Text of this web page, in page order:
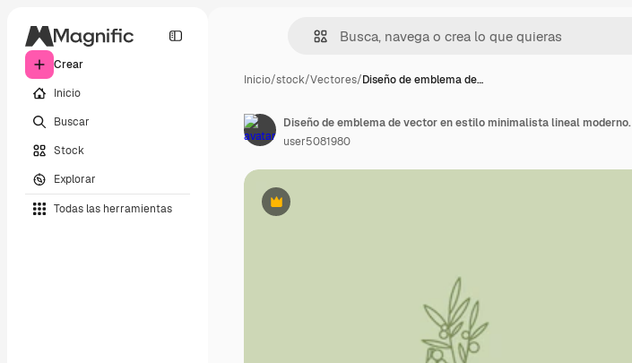
Crear
Inicio
Buscar
Stock
Explorar
Todas las herramientas
Inicio/stock/Vectores/Diseño de emblema de…
Premium
Diseño de emblema de vector en estilo minimalista lineal moderno.
user5081980